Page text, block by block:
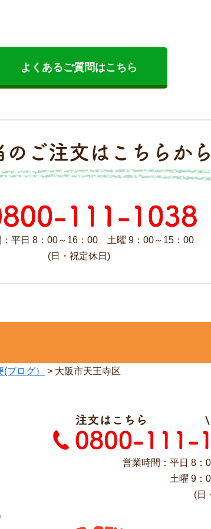
よくあるご質問はこちら
のご注文はこちらか
：平日 8：00～16：00 土曜 9：00～15：00
(日・祝定休日)
ブログ） > 大阪市天王寺区
営業時間：平日 8：
土曜 9：
(日